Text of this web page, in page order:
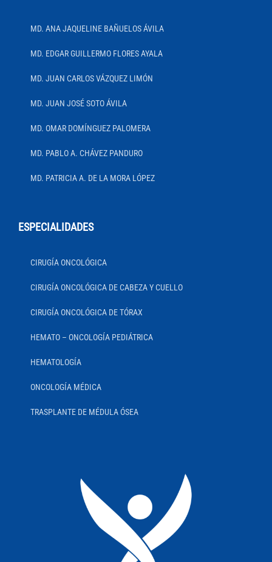
MD. ANA JAQUELINE BAÑUELOS ÁVILA
MD. EDGAR GUILLERMO FLORES AYALA
MD. JUAN CARLOS VÁZQUEZ LIMÓN
MD. JUAN JOSÉ SOTO ÁVILA
MD. OMAR DOMÍNGUEZ PALOMERA
MD. PABLO A. CHÁVEZ PANDURO
MD. PATRICIA A. DE LA MORA LÓPEZ
ESPECIALIDADES
CIRUGÍA ONCOLÓGICA
CIRUGÍA ONCOLÓGICA DE CABEZA Y CUELLO
CIRUGÍA ONCOLÓGICA DE TÓRAX
HEMATO – ONCOLOGÍA PEDIÁTRICA
HEMATOLOGÍA
ONCOLOGÍA MÉDICA
TRASPLANTE DE MÉDULA ÓSEA